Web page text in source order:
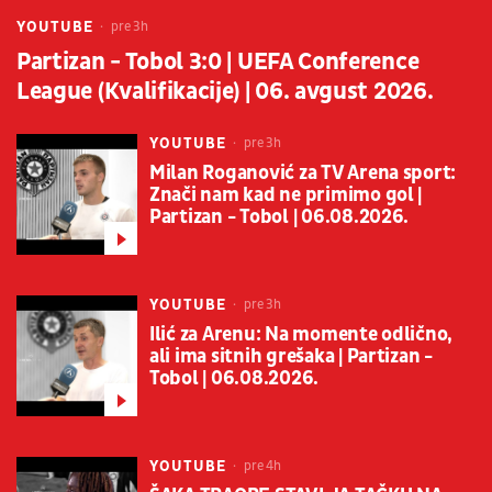
YOUTUBE pre 3h
Partizan - Tobol 3:0 | UEFA Conference
League (Kvalifikacije) | 06. avgust 2026.
YOUTUBE pre 3h
Milan Roganović za TV Arena sport:
Znači nam kad ne primimo gol |
Partizan - Tobol | 06.08.2026.
YOUTUBE pre 3h
Ilić za Arenu: Na momente odlično,
ali ima sitnih grešaka | Partizan -
Tobol | 06.08.2026.
YOUTUBE pre 4h